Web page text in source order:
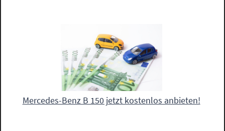
Mercedes-Benz B 150 jetzt kostenlos anbieten!